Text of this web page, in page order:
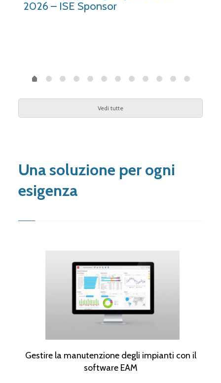
2026 – ISE Sponsor
Vedi tutte
Una soluzione per ogni
esigenza
Gestire la manutenzione degli impianti con il
software EAM